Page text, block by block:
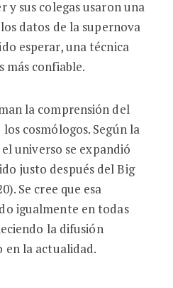
y sus colegas usaron una
datos de la supernova
esperar, una técnica
más confiable.
la comprensión del
cosmólogos. Según la
universo se expandió
justo después del Big
Se cree que esa
igualmente en todas
la difusión
la actualidad.